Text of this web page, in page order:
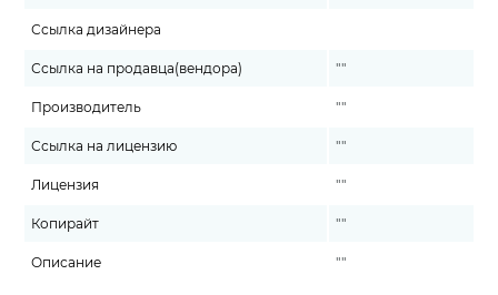
Ссылка дизайнера
Ссылка на продавца(вендора) ""
Производитель ""
Ссылка на лицензию ""
Лицензия ""
Копирайт ""
Описание ""